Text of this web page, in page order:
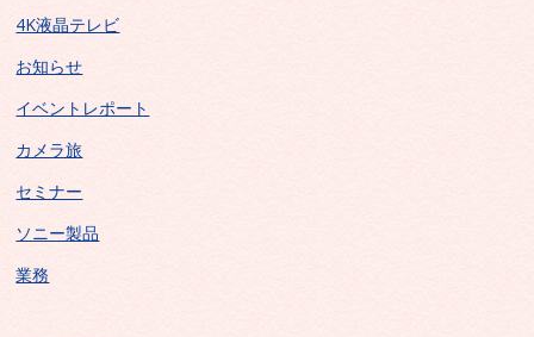
4K液晶テレビ
お知らせ
イベントレポート
カメラ旅
セミナー
ソニー製品
業務